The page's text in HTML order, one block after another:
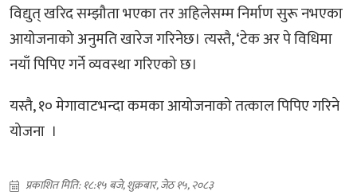
विद्युत् खरिद सम्झौता भएका तर अहिलेसम्म निर्माण सुरू नभएका
आयोजनाको अनुमति खारेज गरिनेछ। त्यस्तै, ‘टेक अर पे विधिमा
नयाँ पिपिए गर्ने व्यवस्था गरिएको छ।
यस्तै, १० मेगावाटभन्दा कमका आयोजनाको तत्काल पिपिए गरिने
योजना ।
प्रकाशित मिति: १८:१५ बजे, शुक्रबार, जेठ १५, २०८३